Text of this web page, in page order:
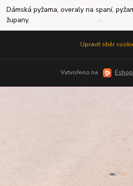
Dámská pyžama, overaly na spaní,
župany.
Upravit sběr
Vytvořeno na